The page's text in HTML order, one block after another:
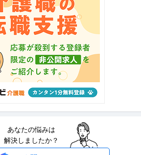
・不動産開発 【業種】不動産＞不動産仲介 ※会
…続きを見る
池袋」経理・総務／未経験からもチャレン
祝休／残業月20H程度／上場G
産休・育休実績あり
計） 【業種】メーカー＞その他 ※会員属性など
…続きを見る
「未経験者9割以上！」物流センター内の
日／女性活躍中
ポテンシャルセグメント）
U・IターンOK
あなたの悩みは
解決しましたか？